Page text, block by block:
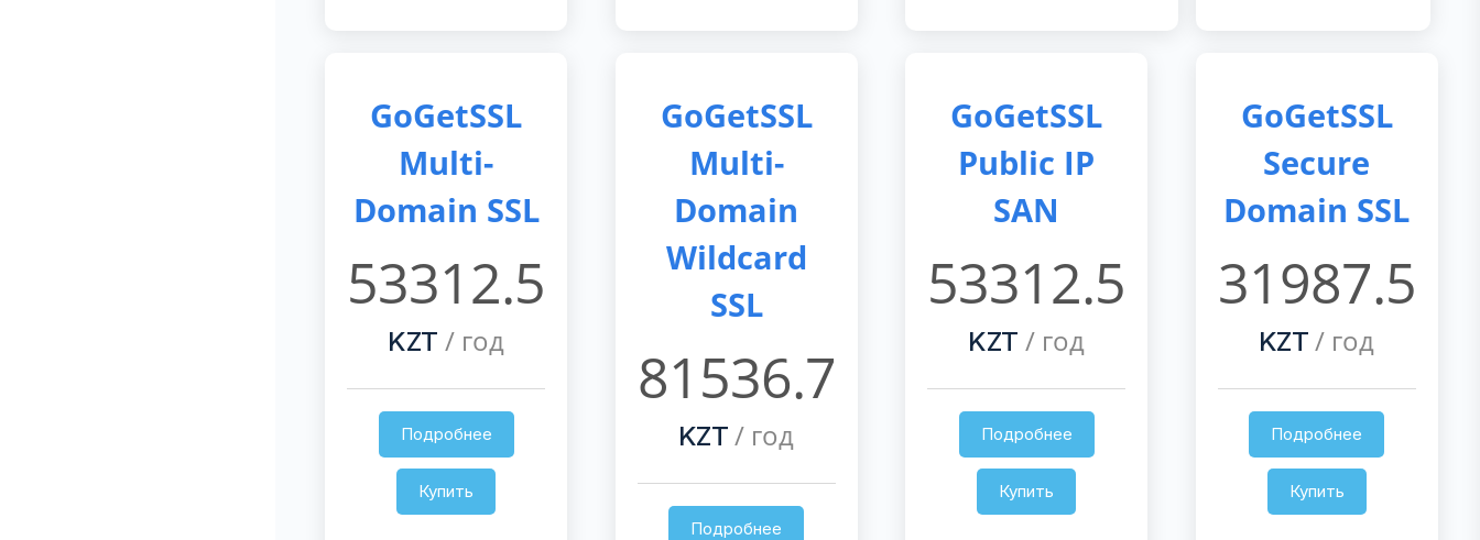
GoGetSSL
Multi-
Domain SSL
53312.5
KZT / год
Подробнее
Купить
GoGetSSL
Multi-
Domain
Wildcard
SSL
81536.7
KZT / год
Подробнее
GoGetSSL
Public IP
SAN
53312.5
KZT / год
Подробнее
Купить
GoGetSSL
Secure
Domain SSL
31987.5
KZT / год
Подробнее
Купить